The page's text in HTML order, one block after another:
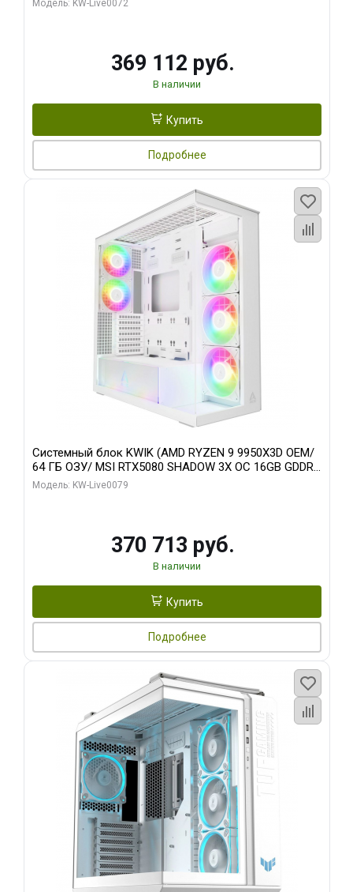
Модель: KW-Live0072
369 112 руб.
В наличии
Купить
Подробнее
Системный блок KWIK (AMD RYZEN 9 9950X3D OEM/
64 ГБ ОЗУ/ MSI RTX5080 SHADOW 3X OC 16GB GDDR7
256bit 3xDP HDMI/ 960 ГБ SSD)
Модель: KW-Live0079
370 713 руб.
В наличии
Купить
Подробнее